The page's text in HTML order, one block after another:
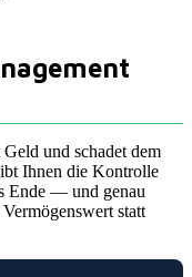
und schadet dem
Ihnen die Kontrolle
Ende — und genau
statt